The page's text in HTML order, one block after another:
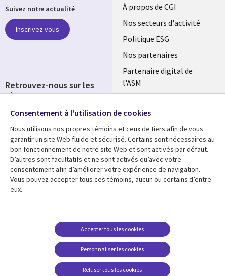
Useful
links
FRANCE
À propos de CGI
Nos secteurs d'activité
Politique ESG
Nos partenaires
Partenaire digital de
l'ASM
Fusions
Ressources
Library
Links
Articles
Blog
Support
Legal
Accessibilité
conditions juridiques
FAQ Carrières
Centre de gestion des
témoins
Suivez notre actualité
Inscrivez-vous
Retrouvez-nous sur les
réseaux
Social
Media
FRANCE
Consentement à l'utilisation de cookies
Nous utilisons nos propres témoins et ceux de tiers afin de vous
garantir un site Web fluide et sécurisé. Certains sont nécessaires au
bon fonctionnement de notre site Web et sont activés par défaut.
D’autres sont facultatifs et ne sont activés qu’avec votre
consentement afin d’améliorer votre expérience de navigation.
Vous pouvez accepter tous ces témoins, aucun ou certains d’entre
eux.
Personnaliser les cookies
Accepter tous les cookies
Refuser tous les cookies